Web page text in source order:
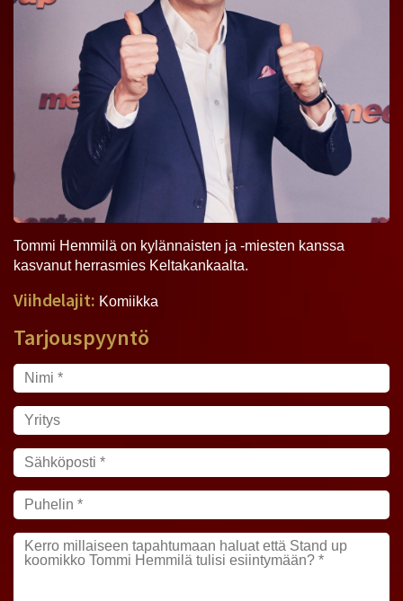
Tommi Hemmilä on kylännaisten ja -miesten kanssa
kasvanut herrasmies Keltakankaalta.
Viihdelajit: Komiikka
Tarjouspyyntö